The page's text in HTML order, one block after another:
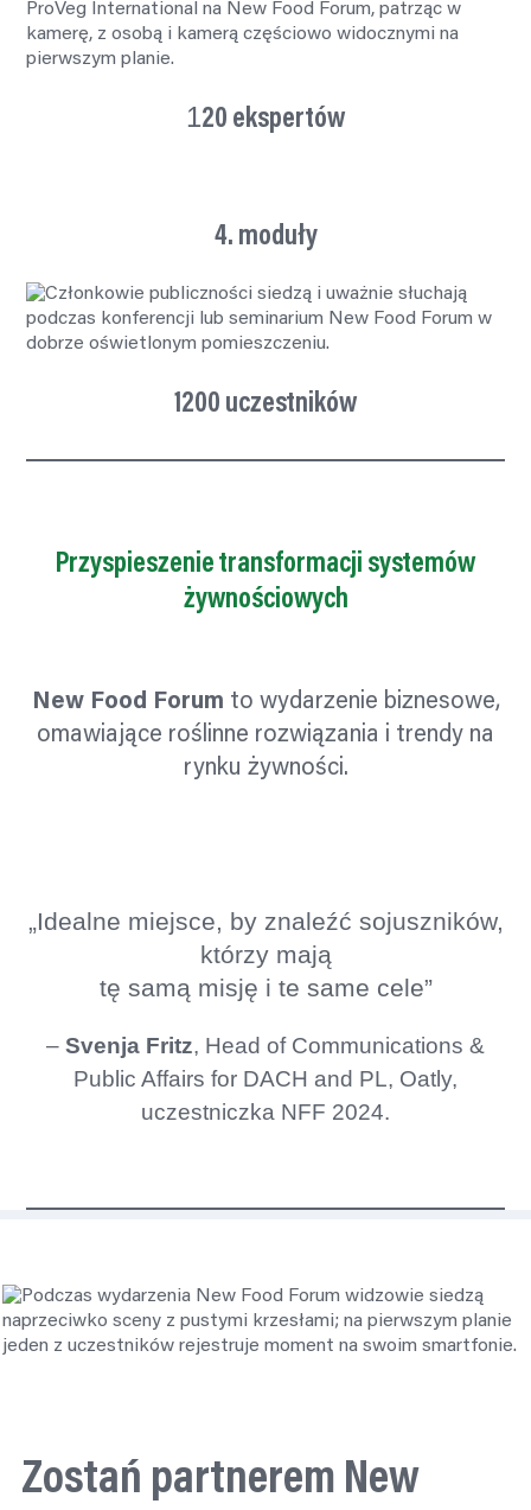
120 ekspertów
4. moduły
1200 uczestników
Przyspieszenie transformacji systemów
żywnościowych
New Food Forum to wydarzenie biznesowe,
omawiające roślinne rozwiązania i trendy na
rynku żywności.
„Idealne miejsce, by znaleźć sojuszników,
którzy mają
tę samą misję i te same cele”
– Svenja Fritz, Head of Communications &
Public Affairs for DACH and PL, Oatly,
uczestniczka NFF 2024.
Zostań partnerem New